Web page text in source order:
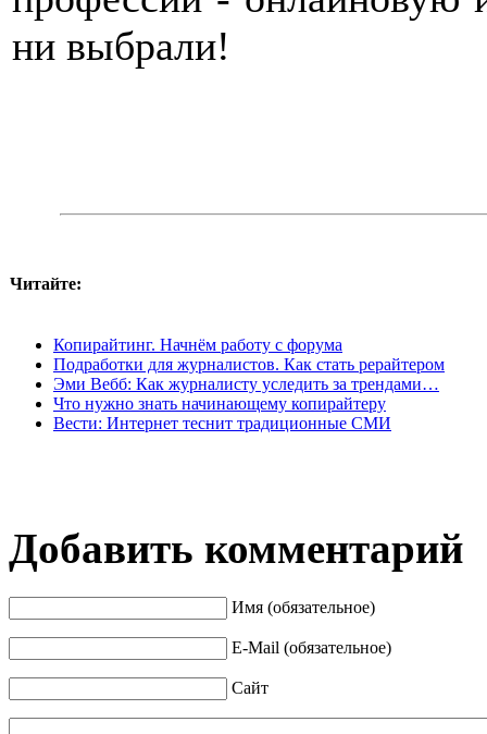
ни выбрали!
Читайте:
Копирайтинг. Начнём работу с форума
Подработки для журналистов. Как стать рерайтером
Эми Вебб: Как журналисту уследить за трендами…
Что нужно знать начинающему копирайтеру
Вести: Интернет теснит традиционные СМИ
Добавить комментарий
Имя (обязательное)
E-Mail (обязательное)
Сайт